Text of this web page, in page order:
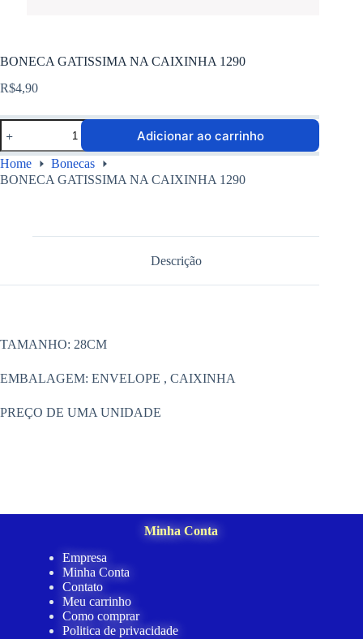
BONECA GATISSIMA NA CAIXINHA 1290
R$4,90
Adicionar ao carrinho
Home
Bonecas
BONECA GATISSIMA NA CAIXINHA 1290
Descrição
TAMANHO: 28CM
EMBALAGEM: ENVELOPE , CAIXINHA
PREÇO DE UMA UNIDADE
Minha Conta
Empresa
Minha Conta
Contato
Meu carrinho
Como comprar
Politica de privacidade